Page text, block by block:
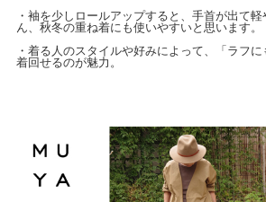
・袖を少しロールアップすると、手首が出て
ん、秋冬の重ね着にも使いやすいと思います。
・着る人のスタイルや好みによって、「ラフに
着回せるのが魅力。